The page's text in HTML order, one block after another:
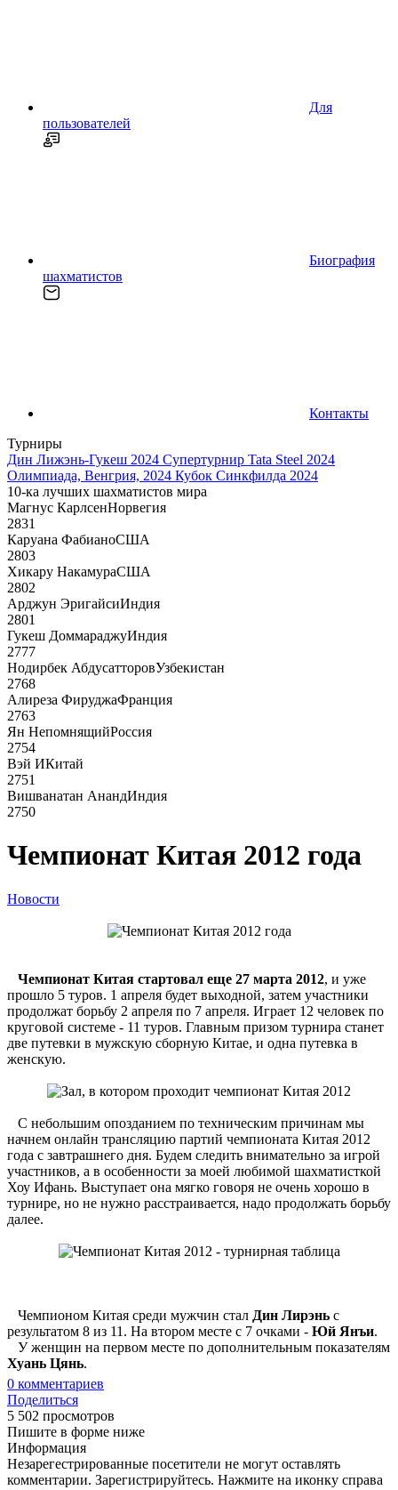
Для
пользователей
Биография
шахматистов
Контакты
Турниры
Дин Лижэнь-Гукеш 2024 Супертурнир Tata Steel 2024
Олимпиада, Венгрия, 2024 Кубок Синкфилда 2024
10-ка лучших шахматистов мира
Магнус КарлсенНорвегия
2831
Каруана ФабианоСША
2803
Хикару НакамураСША
2802
Арджун ЭригайсиИндия
2801
Гукеш ДоммараджуИндия
2777
Нодирбек АбдусатторовУзбекистан
2768
Алиреза ФируджаФранция
2763
Ян НепомнящийРоссия
2754
Вэй ИКитай
2751
Вишванатан АнандИндия
2750
Чемпионат Китая 2012 года
Новости
Чемпионат Китая стартовал еще 27 марта 2012, и уже
прошло 5 туров. 1 апреля будет выходной, затем участники
продолжат борьбу 2 апреля по 7 апреля. Играет 12 человек по
круговой системе - 11 туров. Главным призом турнира станет
две путевки в мужскую сборную Китае, и одна путевка в
женскую.
С небольшим опозданием по техническим причинам мы
начнем онлайн трансляцию партий чемпионата Китая 2012
года с завтрашнего дня. Будем следить внимательно за игрой
участников, а в особенности за моей любимой шахматисткой
Хоу Ифань. Выступает она мягко говоря не очень хорошо в
турнире, но не нужно расстраивается, надо продолжать борьбу
далее.
Чемпионом Китая среди мужчин стал Дин Лирэнь с
результатом 8 из 11. На втором месте с 7 очками - Юй Янъи.
У женщин на первом месте по дополнительным показателям
Хуань Цянь.
0 комментариев
Поделиться
5 502 просмотров
Пишите в форме ниже
Информация
Незарегестрированные посетители не могут оставлять
комментарии. Зарегистрируйтесь. Нажмите на иконку справа